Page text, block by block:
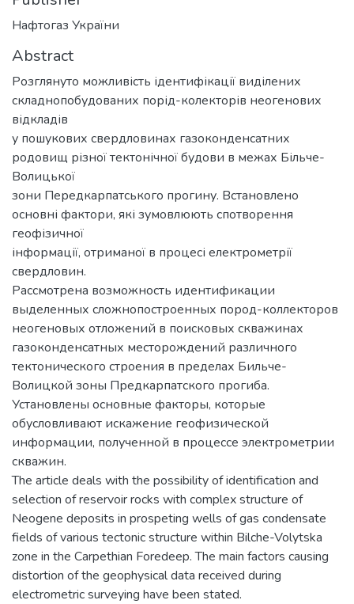
Нафтогаз України
Abstract
Розглянуто можливість ідентифікації виділених
складнопобудованих порід-колекторів неогенових
відкладів
у пошукових свердловинах газоконденсатних
родовищ різної тектонічної будови в межах Більче-
Волицької
зони Передкарпатського прогину. Встановлено
основні фактори, які зумовлюють спотворення
геофізичної
інформації, отриманої в процесі електрометрії
свердловин.
Рассмотрена возможность идентификации
выделенных сложнопостроенных пород-коллекторов
неогеновых отложений в поисковых скважинах
газоконденсатных месторождений различного
тектонического строения в пределах Бильче-
Волицкой зоны Предкарпатского прогиба.
Установлены основные факторы, которые
обусловливают искажение геофизической
информации, полученной в процессе электрометрии
скважин.
The article deals with the possibility of identification and
selection of reservoir rocks with complex structure of
Neogene deposits in prospeting wells of gas condensate
fields of various tectonic structure within Bilche-Volytska
zone in the Carpethian Foredeep. The main factors causing
distortion of the geophysical data received during
electrometric surveying have been stated.